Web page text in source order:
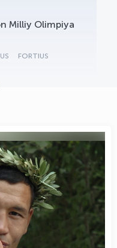
Milliy Olimpiya
FORTIUS